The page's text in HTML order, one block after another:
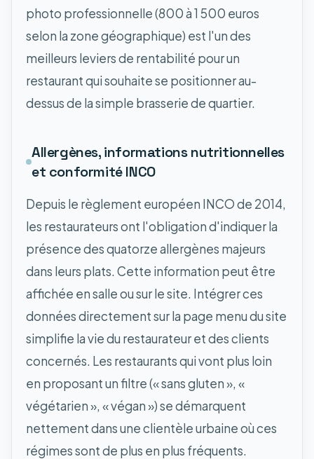
photo professionnelle (800 à 1 500 euros
selon la zone géographique) est l'un des
meilleurs leviers de rentabilité pour un
restaurant qui souhaite se positionner au-
dessus de la simple brasserie de quartier.
Allergènes, informations nutritionnelles
et conformité INCO
Depuis le règlement européen INCO de 2014,
les restaurateurs ont l'obligation d'indiquer la
présence des quatorze allergènes majeurs
dans leurs plats. Cette information peut être
affichée en salle ou sur le site. Intégrer ces
données directement sur la page menu du site
simplifie la vie du restaurateur et des clients
concernés. Les restaurants qui vont plus loin
en proposant un filtre (« sans gluten », «
végétarien », « végan ») se démarquent
nettement dans une clientèle urbaine où ces
régimes sont de plus en plus fréquents.